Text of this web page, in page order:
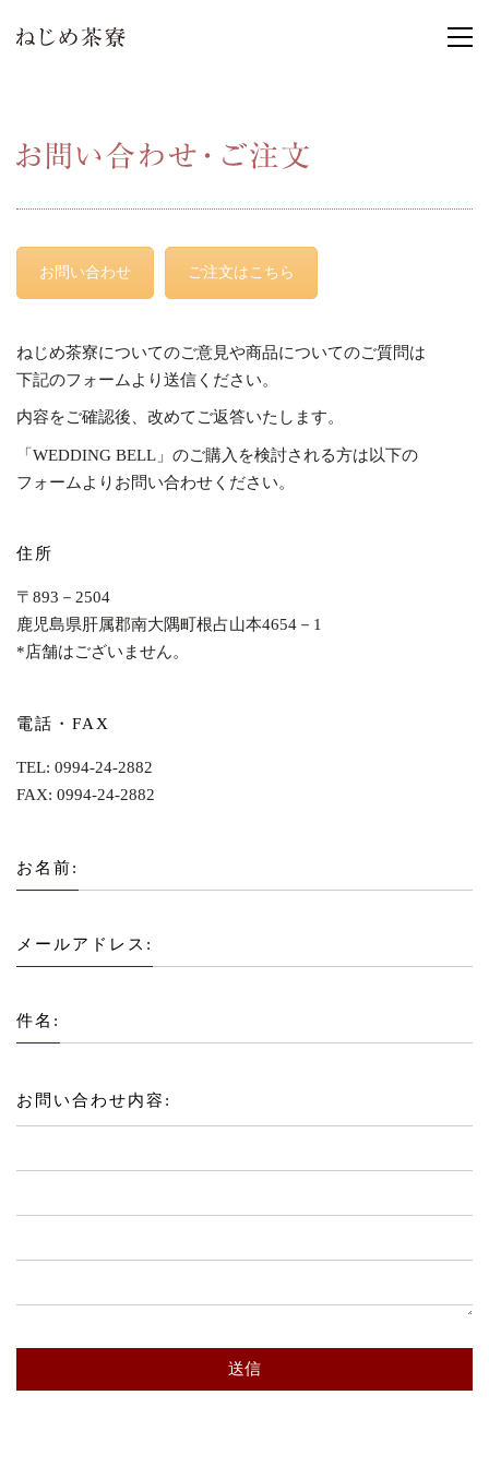
お問い合わせ ご注文はこちら
ねじめ茶寮についてのご意見や商品についてのご質問は
下記のフォームより送信ください。
内容をご確認後、改めてご返答いたします。
「WEDDING BELL」のご購入を検討される方は以下の
フォームよりお問い合わせください。
住所
〒893－2504
鹿児島県肝属郡南大隅町根占山本4654－1
*店舗はございません。
電話・FAX
TEL: 0994-24-2882
FAX: 0994-24-2882
お名前:
メールアドレス:
件名:
お問い合わせ内容:
送信